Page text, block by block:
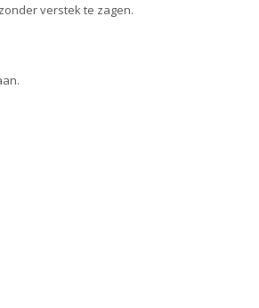
verstek te zagen.